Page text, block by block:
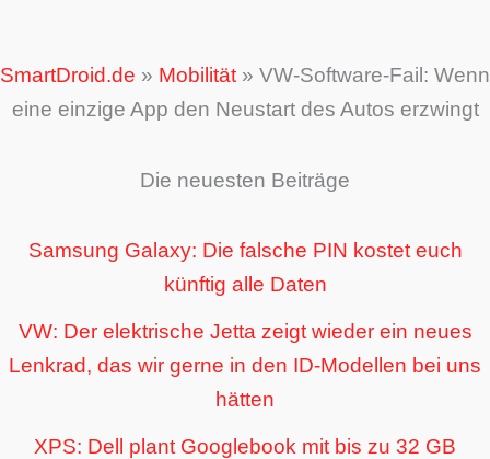
SmartDroid.de » Mobilität» VW-Software-Fail: Wenn
eine einzige App den Neustart des Autos erzwingt
Die neuesten Beiträge
Samsung Galaxy: Die falsche PIN kostet euch
künftig alle Daten
VW: Der elektrische Jetta zeigt wieder ein neues
Lenkrad, das wir gerne in den ID-Modellen bei uns
hätten
XPS: Dell plant Googlebook mit bis zu 32 GB